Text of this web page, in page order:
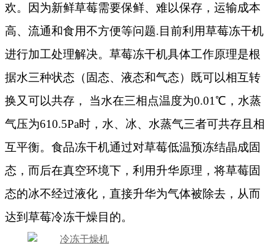
欢。因为新鲜草莓需要保鲜、难以保存，运输成本
高、流通和食用不方便等问题.目前利用草莓冻干机
进行加工处理解决。草莓冻干机具体工作原理是根
据水三种状态（固态、液态和气态）既可以相互转
换又可以共存， 当水在三相点温度为0.01℃，水蒸
气压为610.5Pa时，水、冰、水蒸气三者可共存且相
互平衡。食品冻干机通过对草莓低温预冻结晶成固
态，而后在真空环境下，利用升华原理，将草莓固
态的冰不经过液化，直接升华为气体被除去，从而
达到草莓冷冻干燥目的。